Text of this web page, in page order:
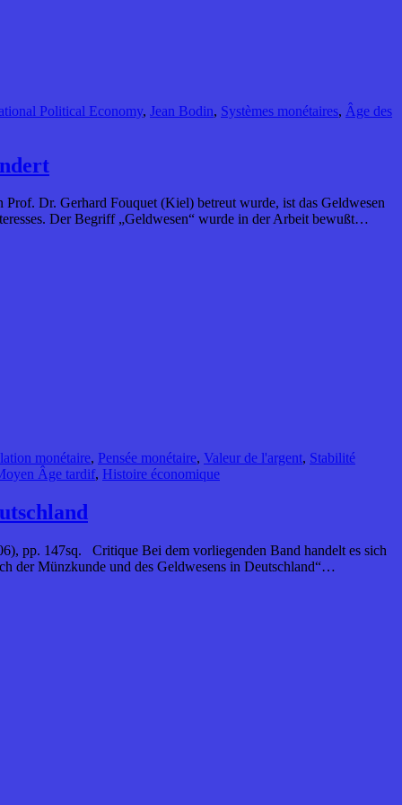
Political Economy, Jean Bodin, Systèmes monétaires, Âge des
Dr. Gerhard Fouquet (Kiel) betreut wurde, ist das Geldwesen
Der Begriff „Geldwesen“ wurde in der Arbeit bewußt…
monétaire, Pensée monétaire, Valeur de l'argent, Stabilité
Âge tardif, Histoire économique
pp. 147sq. Critique Bei dem vorliegenden Band handelt es sich
der Münzkunde und des Geldwesens in Deutschland“…